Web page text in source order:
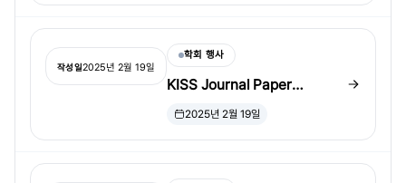
작성일2025년 2월 19일
학회 행사
KISS Journal Paper
Reading Club
2025년 2월 19일